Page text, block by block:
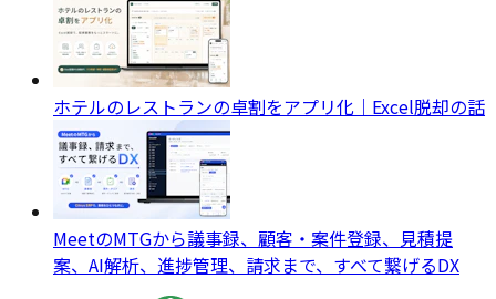
ホテルのレストランの卓割をアプリ化｜Excel脱却の話
MeetのMTGから議事録、顧客・案件登録、見積提
案、AI解析、進捗管理、請求まで、すべて繋げるDX